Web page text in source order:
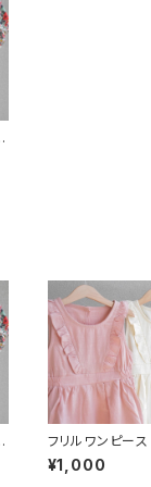
フリルワンピー
リーブ 女の子
¥1,000